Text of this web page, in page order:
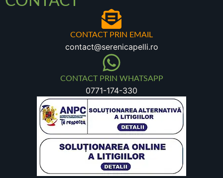
CONTACT PRIN EMAIL
contact@serenicapelli.ro
CONTACT PRIN WHATSAPP
0771-174-330